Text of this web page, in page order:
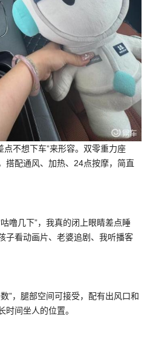
点不想下车”来形容。双零重力座
搭配通风、加热、24点按摩，简直
噜几下”，我真的闭上眼睛差点睡
子看动画片、老婆追剧、我听播客
”，腿部空间可接受，配有出风口和
间坐人的位置。